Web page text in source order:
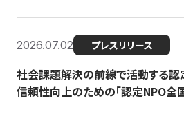
2026.07.02 プレスリリース
社会課題解決の前線で活動する
信頼性向上のための「認定NPO全